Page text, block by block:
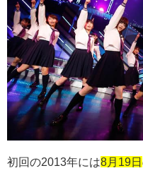
初回の2013年には8月19日